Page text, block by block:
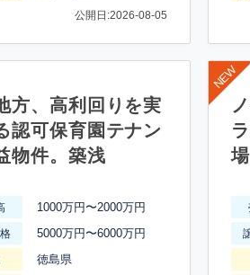
公開日:2026-08-05
方、高利回りを実
認可保育園テナン
物件。築浅
1000万円〜2000万円
5000万円〜6000万円
徳島県